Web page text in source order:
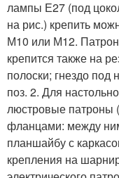
лампы Е27 (под
на рис.) крепить
М10 или М12.
крепится также на
полоски; гнездо под
поз. 2. Для
люстровые патроны
фланцами: между
планшайбу с
крепления на